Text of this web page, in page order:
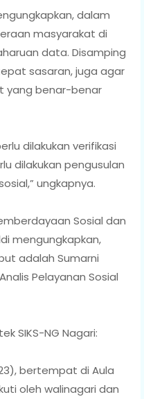
dalam
masyarakat di
data. Disamping
sasaran, juga agar
yang benar-benar
dilakukan verifikasi
dilakukan pengusulan
ungkapnya.
Sosial dan
mengungkapkan,
adalah Sumarni
Pelayanan Sosial
SIKS-NG Nagari:
bertempat di Aula
oleh walinagari dan